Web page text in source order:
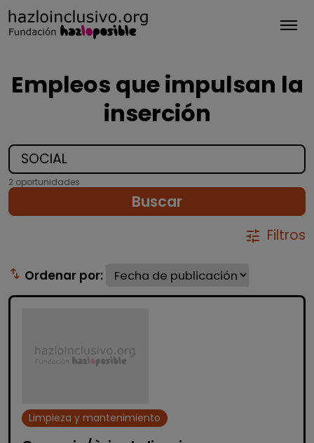
Empleos que impulsan la
inserción
2 oportunidades
Buscar
tune Filtros
swap_vert Ordenar por:
Limpieza y mantenimiento